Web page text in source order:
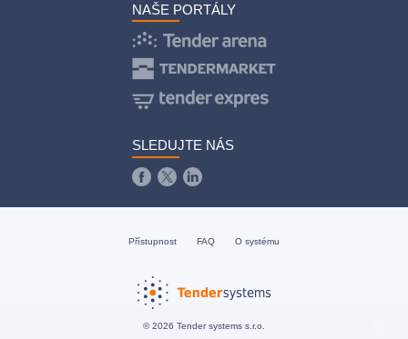
NAŠE PORTÁLY
SLEDUJTE NÁS
Přístupnost FAQ O systému
© 2026 Tender systems s.r.o.